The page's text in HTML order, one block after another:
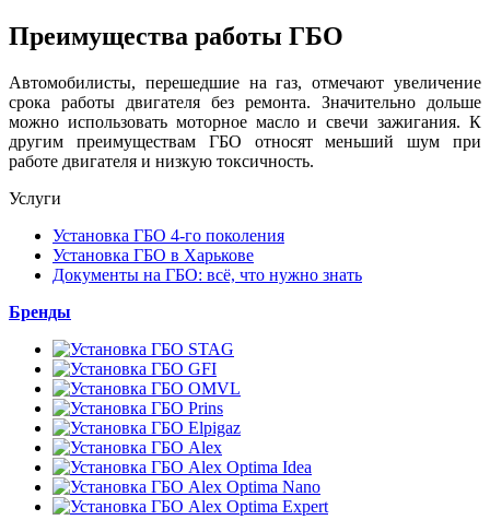
Преимущества работы ГБО
Автомобилисты, перешедшие на газ, отмечают увеличение
срока работы двигателя без ремонта. Значительно дольше
можно использовать моторное масло и свечи зажигания. К
другим преимуществам ГБО относят меньший шум при
работе двигателя и низкую токсичность.
Услуги
Установка ГБО 4-го поколения
Установка ГБО в Харькове
Документы на ГБО: всё, что нужно знать
Бренды